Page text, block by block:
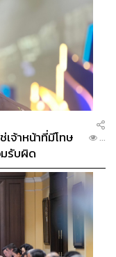
จ้าหน้าที่มีโทษ
รับผิด
...